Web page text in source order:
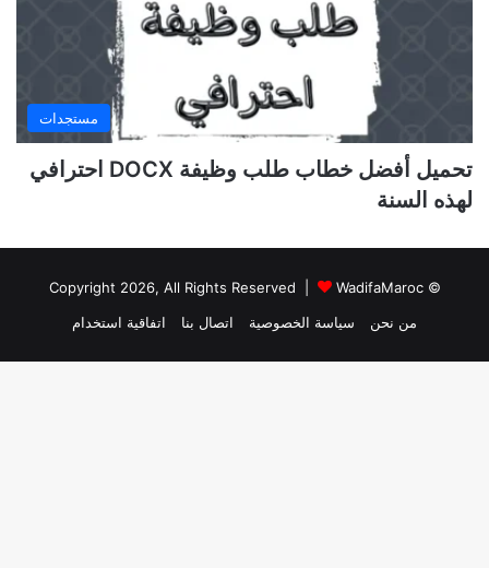
مستجدات
تحميل أفضل خطاب طلب وظيفة DOCX احترافي
لهذه السنة
© Copyright 2026, All Rights Reserved |
WadifaMaroc
من نحن
سياسة الخصوصية اتصال بنا اتفاقية استخدام